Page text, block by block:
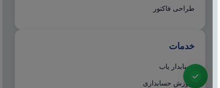
طراحی فاکتور
خدمات
حسابدار یاب
آموزش حسابداری